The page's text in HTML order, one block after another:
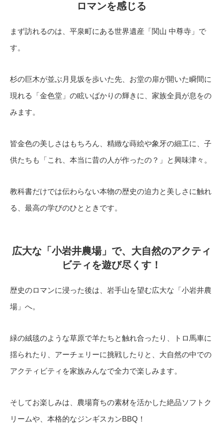
ロマンを感じる
まず訪れるのは、平泉町にある世界遺産「関山 中尊寺」で
す。
杉の巨木が並ぶ月見坂を歩いた先、お堂の扉が開いた瞬間に
現れる「金色堂」の眩いばかりの輝きに、家族全員が息をの
みます。
皆金色の美しさはもちろん、精緻な蒔絵や象牙の細工に、子
供たちも「これ、本当に昔の人が作ったの？」と興味津々。
教科書だけでは伝わらない本物の歴史の迫力と美しさに触れ
る、最高の学びのひとときです。
広大な「小岩井農場」で、大自然のアクティ
ビティを遊び尽くす！
歴史のロマンに浸った後は、岩手山を望む広大な「小岩井農
場」へ。
緑の絨毯のような草原で羊たちと触れ合ったり、トロ馬車に
揺られたり、アーチェリーに挑戦したりと、大自然の中での
アクティビティを家族みんなで全力で楽しみます。
そしてお楽しみは、農場育ちの素材を活かした絶品ソフトク
リームや、本格的なジンギスカンBBQ！